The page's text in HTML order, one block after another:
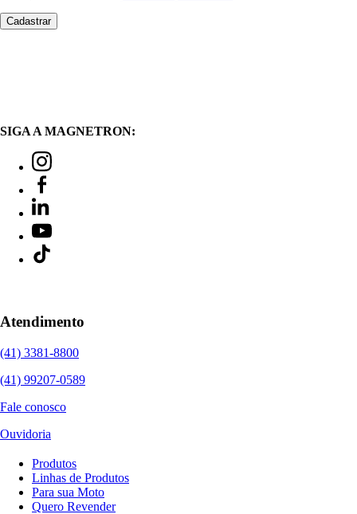
SIGA A MAGNETRON:
Atendimento
(41) 3381-8800
(41) 99207-0589
Fale conosco
Ouvidoria
Produtos
Linhas de Produtos
Para sua Moto
Quero Revender